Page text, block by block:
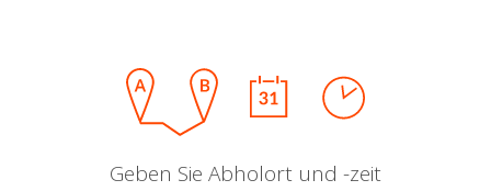
Geben Sie Abholort und -zeit